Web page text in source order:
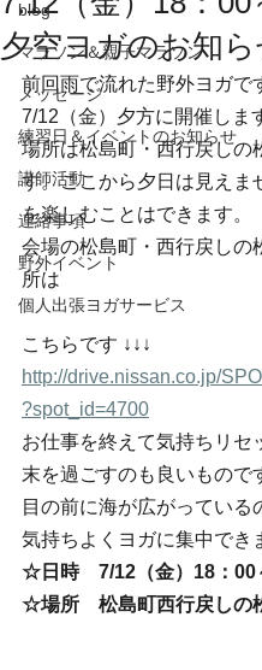
blog
マラソン＆親子マラソン
メッセージ
練習日＆イベントのお知らせ
講師活動
連絡事項
野外イベント
個人出張ヨガサービス
夕空ヨガのお知ら
前回雨で流れた野外ヨガで
7/12（金）夕方に開催しま
場所は松島町・西行戻しの
す。ここから夕日は見えま
を楽しむことはできます。
会場の松島町・西行戻しの
所は
こちらです ↓↓↓
http://drive.nissan.co.jp/
?spot_id=4700
お仕事を終えて気持ちリセ
末を過ごすのも良いもので
目の前に海が広がっている
気持ちよくヨガに集中でき
☆日時　7/12（金）18：00
☆場所　松島町西行戻しの